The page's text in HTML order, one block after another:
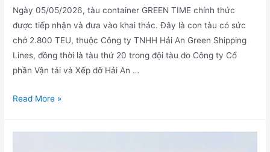
Ngày 05/05/2026, tàu container GREEN TIME chính thức
được tiếp nhận và đưa vào khai thác. Đây là con tàu có sức
chở 2.800 TEU, thuộc Công ty TNHH Hải An Green Shipping
Lines, đồng thời là tàu thứ 20 trong đội tàu do Công ty Cổ
phần Vận tải và Xếp dỡ Hải An …
Read More »